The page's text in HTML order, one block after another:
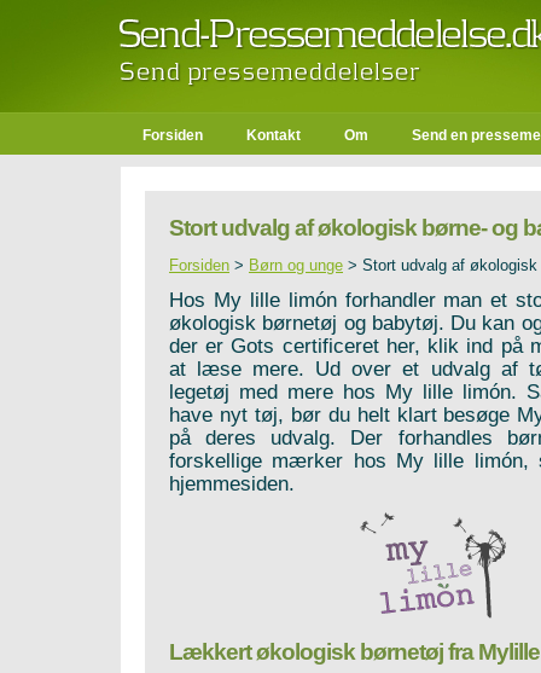
Forsiden Kontakt Om Send en
Stort udvalg af økologisk børne- og
Forsiden > Børn og unge > Stort udvalg af
Hos My lille limón forhandler man et
økologisk børnetøj og babytøj. Du kan
der er Gots certificeret her, klik ind på
at læse mere. Ud over et udvalg af
legetøj med mere hos My lille limón.
have nyt tøj, bør du helt klart besøge
på deres udvalg. Der forhandles
forskellige mærker hos My lille limón,
hjemmesiden.
Lækkert økologisk børnetøj fra